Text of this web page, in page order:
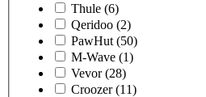
Thule (6)
Qeridoo (2)
PawHut (50)
M-Wave (1)
Vevor (28)
Croozer (11)